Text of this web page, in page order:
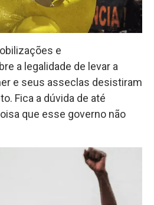
e
a legalidade de levar a
e seus asseclas desistiram
Fica a dúvida de até
que esse governo não